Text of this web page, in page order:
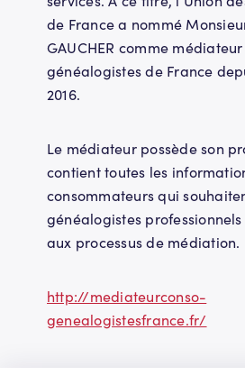
de France a nommé
GAUCHER comme
généalogistes de France
2016.
Le médiateur possède son
contient toutes les
consommateurs qui
généalogistes
aux processus de médiation.
http://mediateurconso-
genealogistesfrance.fr/